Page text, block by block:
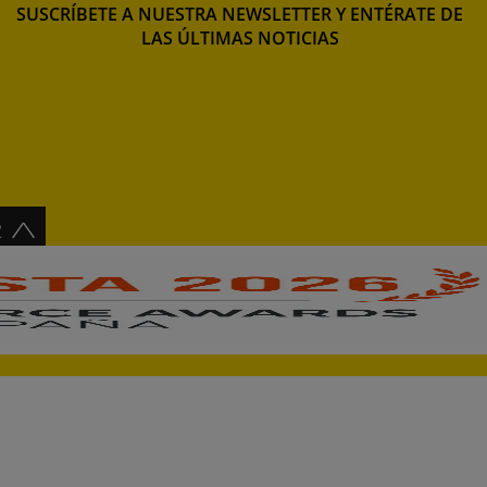
SUSCRÍBETE A NUESTRA NEWSLETTER Y ENTÉRATE DE
LAS ÚLTIMAS NOTICIAS